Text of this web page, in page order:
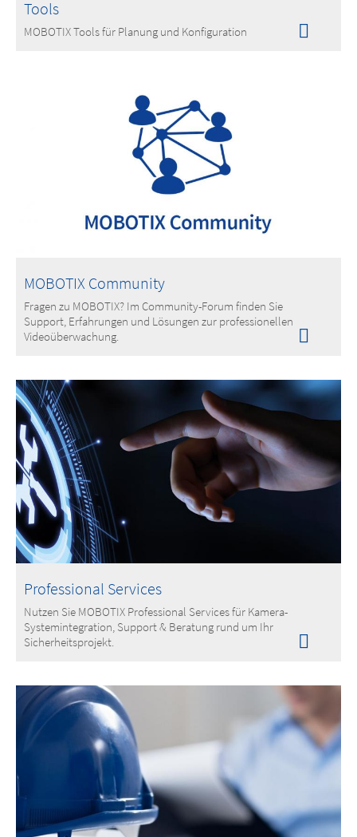
Tools
MOBOTIX Tools für Planung und Konfiguration
MOBOTIX Community
Fragen zu MOBOTIX? Im Community-Forum finden Sie
Support, Erfahrungen und Lösungen zur professionellen
Videoüberwachung.
Professional Services
Nutzen Sie MOBOTIX Professional Services für Kamera-
Systemintegration, Support & Beratung rund um Ihr
Sicherheitsprojekt.